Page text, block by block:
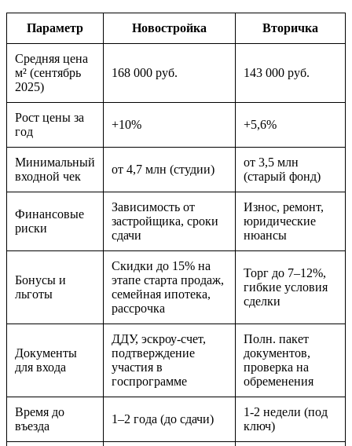
Параметр Новостройка Вторичка
Средняя цена
м² (сентябрь
2025)
168 000 руб. 143 000 руб.
Рост цены за
год
+10% +5,6%
Минимальный
входной чек
от 4,7 млн (студии)
от 3,5 млн
(старый фонд)
Финансовые
риски
Зависимость от
застройщика, сроки
сдачи
Износ, ремонт,
юридические
нюансы
Бонусы и
льготы
Скидки до 15% на
этапе старта продаж,
семейная ипотека,
рассрочка
Торг до 7–12%,
гибкие условия
сделки
Документы
для входа
ДДУ, эскроу-счет,
подтверждение
участия в
госпрограмме
Полн. пакет
документов,
проверка на
обременения
Время до
въезда
1–2 года (до сдачи)
1-2 недели (под
ключ)